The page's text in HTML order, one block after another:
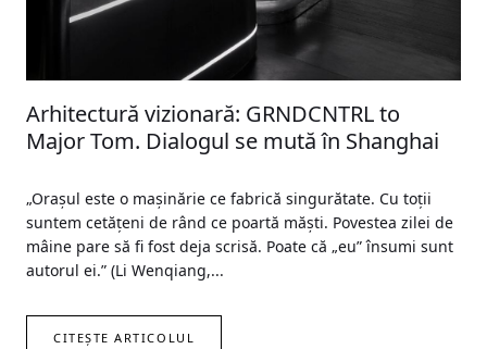
Arhitectură vizionară: GRNDCNTRL to
Major Tom. Dialogul se mută în Shanghai
„Oraşul este o maşinărie ce fabrică singurătate. Cu toţii
suntem cetăţeni de rând ce poartă măşti. Povestea zilei de
mâine pare să fi fost deja scrisă. Poate că „eu” însumi sunt
autorul ei.” (Li Wenqiang,...
CITEȘTE ARTICOLUL